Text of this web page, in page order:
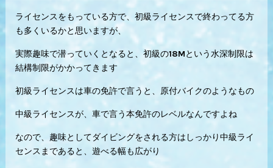
ライセンスをもっている方で、初級ライセンスで終わってる方
も多くいるかと思いますが、
実際趣味で潜っていくとなると、初級の18Mという水深制限は
結構制限がかかってきます
初級ライセンスは車の免許で言うと、原付バイクのようなもの
中級ライセンスが、車で言う本免許のレベルなんですよね
なので、趣味としてダイビングをされる方はしっかり中級ライ
センスまであると、遊べる幅も広がり